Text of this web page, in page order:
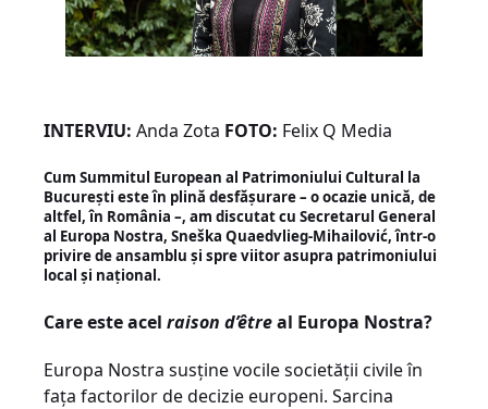
INTERVIU: Anda Zota FOTO: Felix Q Media
Cum Summitul European al Patrimoniului Cultural la
București este în plină desfășurare – o ocazie unică, de
altfel, în România –, am discutat cu Secretarul General
al Europa Nostra, Sneška Quaedvlieg-Mihailović, într-o
privire de ansamblu și spre viitor asupra patrimoniului
local și național.
Care este acel raison d’êtreal Europa Nostra?
Europa Nostra susține vocile societății civile în
fața factorilor de decizie europeni. Sarcina